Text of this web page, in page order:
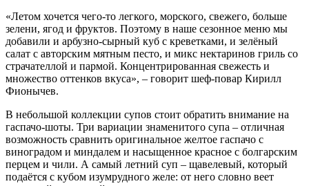
«Летом хочется чего-то легкого, морского, свежего, больше
зелени, ягод и фруктов. Поэтому в наше сезонное меню мы
добавили и арбузно-сырный куб с креветками, и зелёный
салат с авторским мятным песто, и микс нектаринов гриль со
страчателлой и пармой. Концентрированная свежесть и
множество оттенков вкуса», – говорит шеф-повар Кирилл
Фионычев.
В небольшой коллекции супов стоит обратить внимание на
гаспачо-шоты. Три вариации знаменитого супа – отличная
возможность сравнить оригинальное желтое гаспачо с
виноградом и миндалем и насыщенное красное с болгарским
перцем и чили. А самый летний суп – щавелевый, который
подаётся с кубом изумрудного желе: от него словно веет